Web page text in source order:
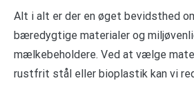
Alt i alt er der en øget bevidsthed
bæredygtige materialer og
mælkebeholdere. Ved at vælge
rustfrit stål eller bioplastik kan vi